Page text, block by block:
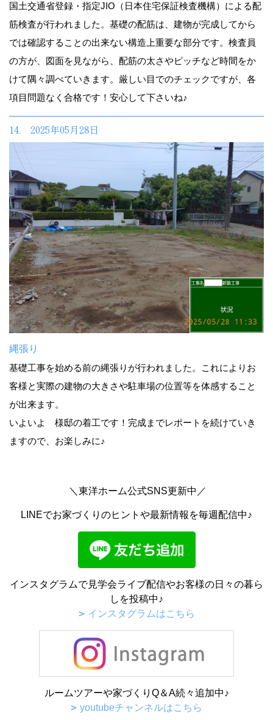
国土交通省登録・指定JIO（日本住宅保証検査機構）による配
筋検査が行われました。基礎の配筋は、建物が完成してから
では確認することの出来ない構造上重要な部分です。検査員
の方が、図面を見ながら、配筋の太さやピッチなど時間をか
けて隅々調べていきます。厳しい目でのチェックですが、各
項目問題なく合格です！安心して下さいね♪
14. 2025年05月28日
縄張り
基礎工事を始める前の縄張りが行われました。これによりお
客様と実際の建物の大きさや駐車場の位置等を体感すること
が出来ます。
いよいよ 様邸の着工です！完成までレポートを続けていき
ますので、お楽しみに♪
＼東洋ホーム公式SNS更新中／
LINEでお家づくりのヒントや最新情報を毎週配信中♪
インスタグラムで見学会ライブ配信やお客様の日々の暮ら
しを投稿中♪
インスタグラムはこちら
ルームツアーや家づくりQ＆A続々追加中♪
youtubeチャンネルはこちら